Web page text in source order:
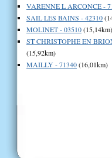
VARENNE L ARCONCE -
SAIL LES BAINS - 42310
MOLINET - 03510(15,14km)
ST CHRISTOPHE EN
(15,92km)
MAILLY - 71340(16,01km)